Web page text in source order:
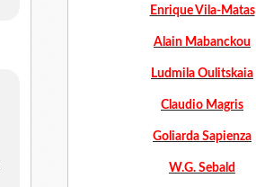
Enrique Vila-Matas
Alain Mabanckou
Ludmila Oulitskaia
Claudio Magris
Goliarda Sapienza
W.G. Sebald